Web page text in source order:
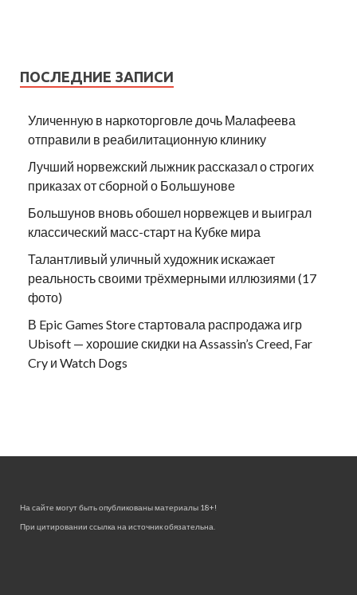
ПОСЛЕДНИЕ ЗАПИСИ
Уличенную в наркоторговле дочь Малафеева
отправили в реабилитационную клинику
Лучший норвежский лыжник рассказал о строгих
приказах от сборной о Большунове
Большунов вновь обошел норвежцев и выиграл
классический масс-старт на Кубке мира
Талантливый уличный художник искажает
реальность своими трёхмерными иллюзиями (17
фото)
В Epic Games Store стартовала распродажа игр
Ubisoft — хорошие скидки на Assassin’s Creed, Far
Cry и Watch Dogs
На сайте могут быть опубликованы материалы 18+!
При цитировании ссылка на источник обязательна.